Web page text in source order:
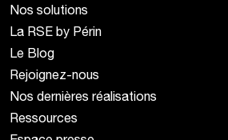
Nos solutions
La RSE by Périn
Le Blog
Rejoignez-nous
Nos dernières réalisations
Ressources